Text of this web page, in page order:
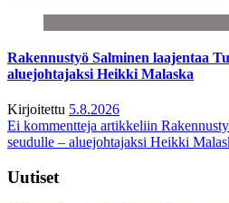
Rakennustyö Salminen laajentaa
aluejohtajaksi Heikki Malaska
Kirjoitettu 5.8.2026
Ei kommentteja artikkeliin
seudulle – aluejohtajaksi Heikki
Uutiset